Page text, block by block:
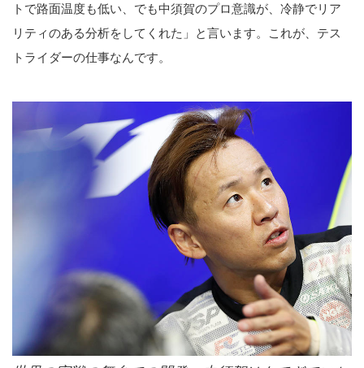
トで路面温度も低い、でも中須賀のプロ意識が、冷静でリア
リティのある分析をしてくれた」と言います。これが、テス
トライダーの仕事なんです。